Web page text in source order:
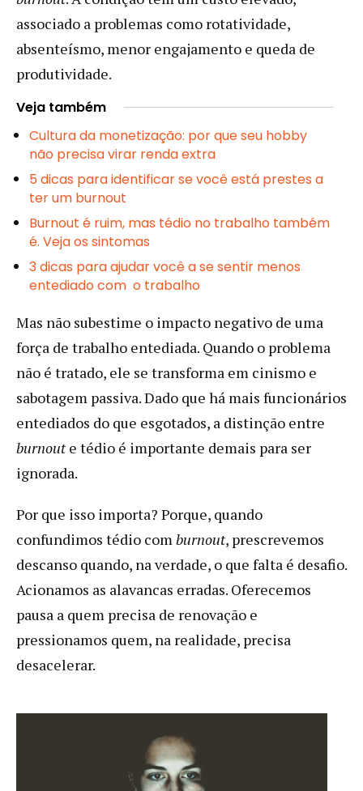
associado a problemas como rotatividade,
absenteísmo, menor engajamento e queda de
produtividade.
Veja também
Cultura da monetização: por que seu hobby
não precisa virar renda extra
5 dicas para identificar se você está prestes a
ter um burnout
Burnout é ruim, mas tédio no trabalho também
é. Veja os sintomas
3 dicas para ajudar você a se sentir menos
entediado com o trabalho
Mas não subestime o impacto negativo de uma
força de trabalho entediada. Quando o problema
não é tratado, ele se transforma em cinismo e
sabotagem passiva. Dado que há mais funcionários
entediados do que esgotados, a distinção entre
burnoute tédio é importante demais para ser
ignorada.
Por que isso importa? Porque, quando
confundimos tédio comburnout, prescrevemos
descanso quando, na verdade, o que falta é desafio.
Acionamos as alavancas erradas. Oferecemos
pausa a quem precisa de renovação e
pressionamos quem, na realidade, precisa
desacelerar.